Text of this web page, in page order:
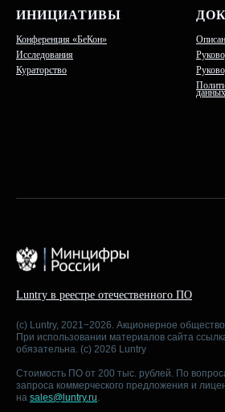
ИНИЦИАТИВЫ
Конференция «БеКон»
Исследования
Кураторство
данных
Luntry в реестре отечественного ПО
(c) Luntry, 2021−2026. Акционерное
При использовании материалов сайта
обязательна. (c) 2026 Luntry
Стоимость ПО от 200 тыс. рублей. По
запроса коммерческого предложения и
на sales@luntry.ru